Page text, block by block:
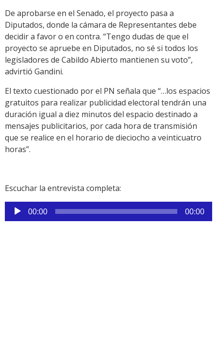
De aprobarse en el Senado, el proyecto pasa a
Diputados, donde la cámara de Representantes debe
decidir a favor o en contra. “Tengo dudas de que el
proyecto se apruebe en Diputados, no sé si todos los
legisladores de Cabildo Abierto mantienen su voto”,
advirtió Gandini.
El texto cuestionado por el PN señala que “…los espacios
gratuitos para realizar publicidad electoral tendrán una
duración igual a diez minutos del espacio destinado a
mensajes publicitarios, por cada hora de transmisión
que se realice en el horario de dieciocho a veinticuatro
horas”.
Escuchar la entrevista completa:
Reproductor
de
00:00 00:00